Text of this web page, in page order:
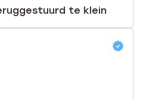
te klein